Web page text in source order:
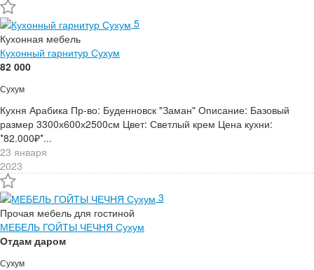
5
Кухонная мебель
Кухонный гарнитур Сухум
82 000
Сухум
Кухня Арабика Пр-во: Буденновск "Заман" Описание: Базовый
размер 3300х600х2500см Цвет: Светлый крем Цена кухни:
*82.000₽*...
23 января
2023
3
Прочая мебель для гостиной
МЕБЕЛЬ ГОЙТЫ ЧЕЧНЯ Сухум
Отдам даром
Сухум